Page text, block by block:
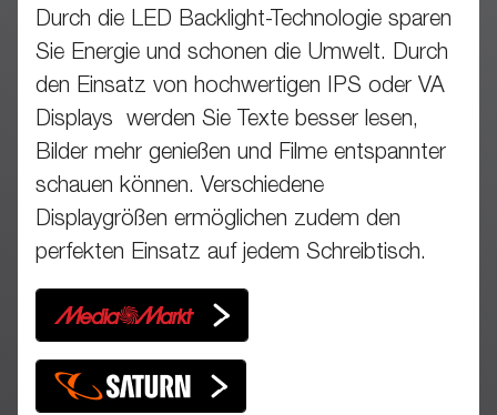
Durch die LED Backlight-Technologie sparen
Sie Energie und schonen die Umwelt. Durch
den Einsatz von hochwertigen IPS oder VA
Displays werden Sie Texte besser lesen,
Bilder mehr genießen und Filme entspannter
schauen können. Verschiedene
Displaygrößen ermöglichen zudem den
perfekten Einsatz auf jedem Schreibtisch.